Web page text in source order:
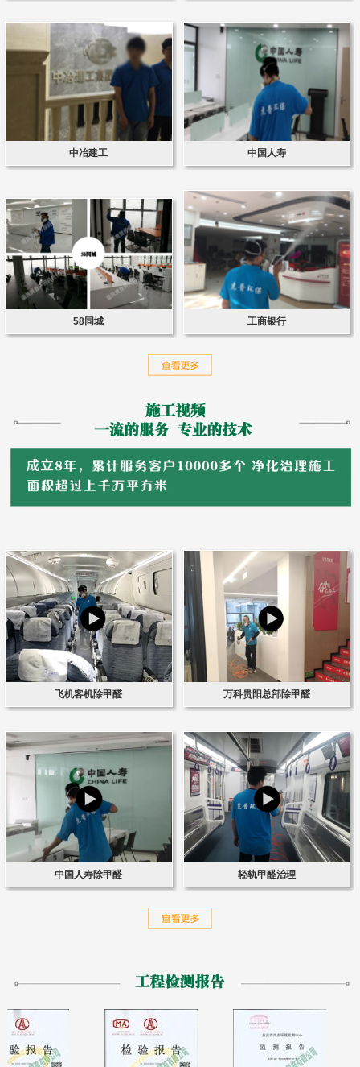
中冶建工 中国人寿
58同城 工商银行
飞机客机除甲醛 万科贵阳总部除甲醛
中国人寿除甲醛 轻轨甲醛治理